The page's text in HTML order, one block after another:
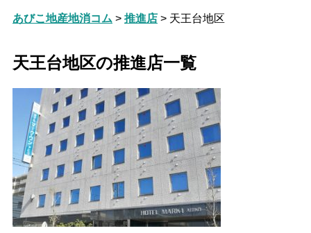
あびこ地産地消コム > 推進店 > 天王台地区
天王台地区の推進店一覧